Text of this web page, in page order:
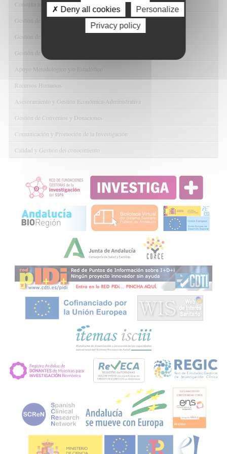
Consulta nuestras Ofertas Tecnológicas
Gestión de Ensayos Clínicos y Estudios Observacionales
Gestión de la Innovación y la Transferencia Tecnológica
Gestión de Ayudas y Oportunidad de Financiación
Apoyo Metodológico y/o Estadístico
Recursos Humanos
Asesoramiento y Gestión Económica-Administrativa
Gestión de Convenios y Donaciones
Comunicación y Promoción de la Investigación
Calidad y Gestión del conocimiento
✗ Deny all cookies
Personalize
Privacy policy